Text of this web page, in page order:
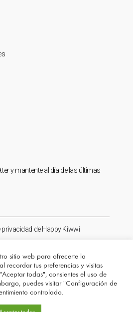
y mantente al día de las últimas
de Happy Kiwwi
sitio web para ofrecerte la
recordar tus preferencias y visitas
todas", consientes el uso de
puedes visitar "Configuración de
controlado.